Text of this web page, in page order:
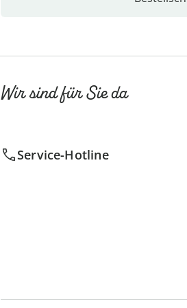
Wir sind für Sie da
Service-Hotline